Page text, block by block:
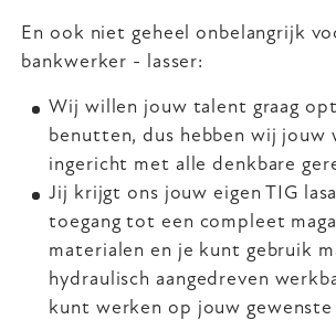
En ook niet geheel onbelangrijk
bankwerker - lasser:
Wij willen jouw talent graag
benutten, dus hebben wij jouw
ingericht met alle denkbare
Jij krijgt ons jouw eigen TIG
toegang tot een compleet
materialen en je kunt gebruik
hydraulisch aangedreven
kunt werken op jouw